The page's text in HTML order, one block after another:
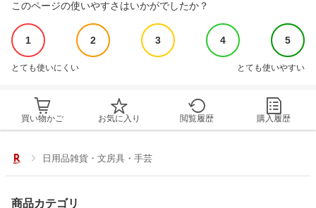
このページの使いやすさはいかがでしたか？
1 2 3 4 5
とても使いにくい とても使いやすい
買い物かご お気に入り 閲覧履歴 購入履歴
日用品雑貨・文房具・手芸
商品カテゴリ